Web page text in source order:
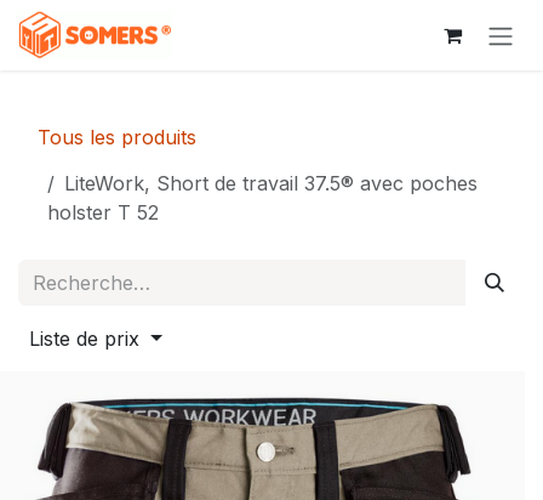
Se rendre au contenu
Tous les produits
LiteWork, Short de travail 37.5® avec poches
holster T 52
Liste de prix